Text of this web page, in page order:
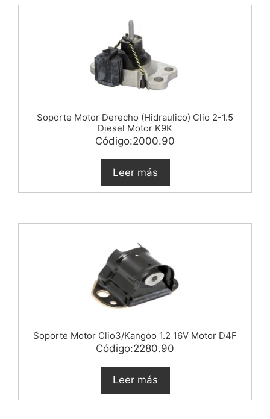
Soporte Motor Derecho (Hidraulico) Clio 2-1.5
Diesel Motor K9K
Código:2000.90
Leer más
Soporte Motor Clio3/Kangoo 1.2 16V Motor D4F
Código:2280.90
Leer más